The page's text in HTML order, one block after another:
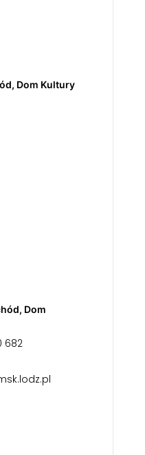
Dom Kultury
Dom
682